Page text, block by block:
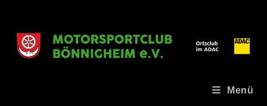
springen
Menü